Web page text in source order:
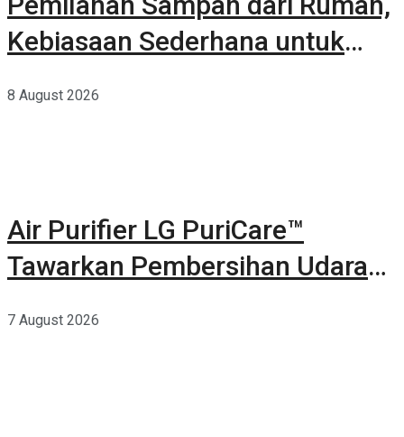
Kebiasaan Sederhana untuk
8 August 2026
Air Purifier LG PuriCare™
Tawarkan Pembersihan Udara
7 August 2026